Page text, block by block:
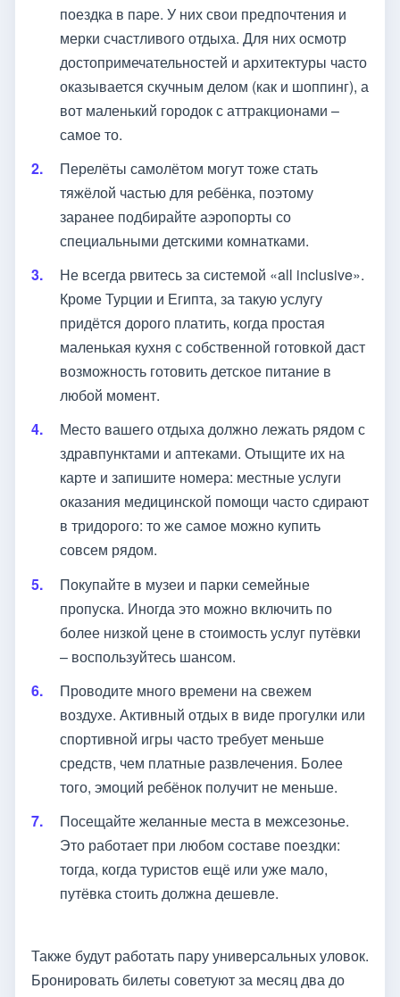
поездка в паре. У них свои предпочтения и
мерки счастливого отдыха. Для них осмотр
достопримечательностей и архитектуры часто
оказывается скучным делом (как и шоппинг), а
вот маленький городок с аттракционами –
самое то.
Перелёты самолётом могут тоже стать
тяжёлой частью для ребёнка, поэтому
заранее подбирайте аэропорты со
специальными детскими комнатками.
Не всегда рвитесь за системой «all inclusive».
Кроме Турции и Египта, за такую услугу
придётся дорого платить, когда простая
маленькая кухня с собственной готовкой даст
возможность готовить детское питание в
любой момент.
Место вашего отдыха должно лежать рядом с
здравпунктами и аптеками. Отыщите их на
карте и запишите номера: местные услуги
оказания медицинской помощи часто сдирают
в тридорого: то же самое можно купить
совсем рядом.
Покупайте в музеи и парки семейные
пропуска. Иногда это можно включить по
более низкой цене в стоимость услуг путёвки
– воспользуйтесь шансом.
Проводите много времени на свежем
воздухе. Активный отдых в виде прогулки или
спортивной игры часто требует меньше
средств, чем платные развлечения. Более
того, эмоций ребёнок получит не меньше.
Посещайте желанные места в межсезонье.
Это работает при любом составе поездки:
тогда, когда туристов ещё или уже мало,
путёвка стоить должна дешевле.
Также будут работать пару универсальных уловок.
Бронировать билеты советуют за месяц два до